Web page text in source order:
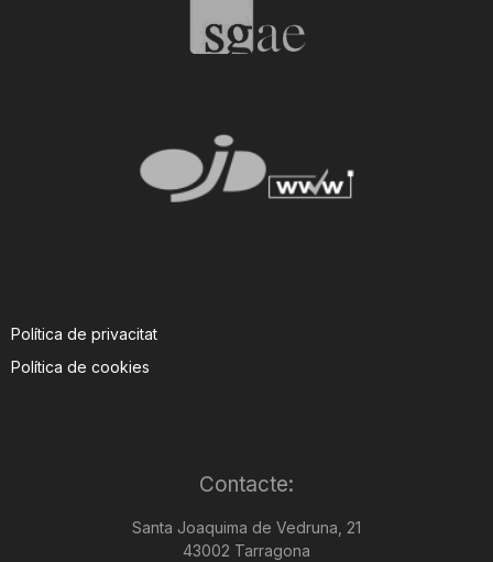
Política de privacitat
Política de cookies
Contacte:
Santa Joaquima de Vedruna, 21
43002 Tarragona